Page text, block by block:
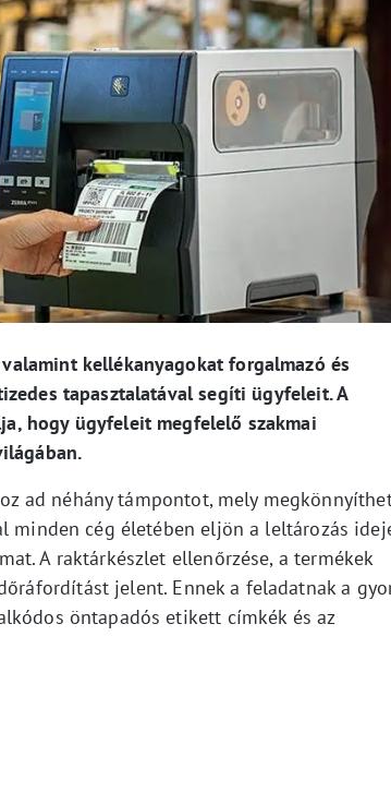
kellékanyagokat forgalmazó és
tapasztalatával segíti ügyfeleit. A
hogy ügyfeleit megfelelő szakmai
ad néhány támpontot, mely
minden cég életében eljön a leltározás
A raktárkészlet ellenőrzése, a termékek
jelent. Ennek a feladatnak a
öntapadós etikett címkék és az